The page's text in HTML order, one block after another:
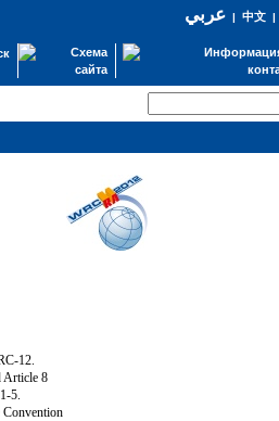
عربي| 中文|
12.
Article 8
5.
Convention